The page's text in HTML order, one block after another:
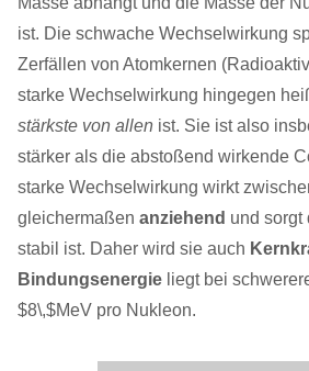
ist. Die schwache Wechselwirkung
Zerfällen von Atomkernen
starke Wechselwirkung hingegen
stärkste von allen ist. Sie ist also
stärker als die abstoßend wirkende
starke Wechselwirkung wirkt
gleichermaßen anziehend und sorgt
stabil ist. Daher wird sie auch
Bindungsenergie liegt bei
$8\,$MeV pro Nukleon.